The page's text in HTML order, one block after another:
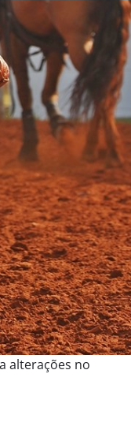
alterações no